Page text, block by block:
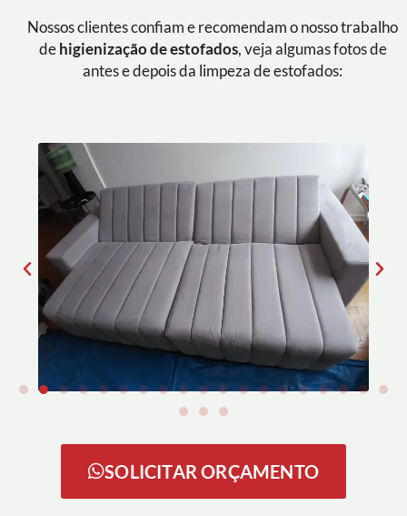
Nossos clientes confiam e recomendam o nosso trabalho
de higienização de estofados, veja algumas fotos de
antes e depois da limpeza de estofados:
SOLICITAR ORÇAMENTO